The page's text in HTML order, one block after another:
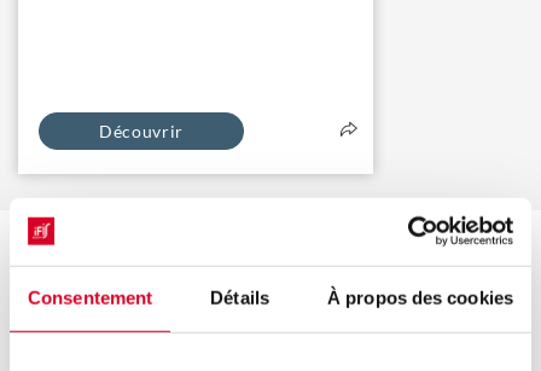
Consentement Détails À propos des cookies
Découvrir
NOS FORMATIONS LES PLUS
CONSULTÉES